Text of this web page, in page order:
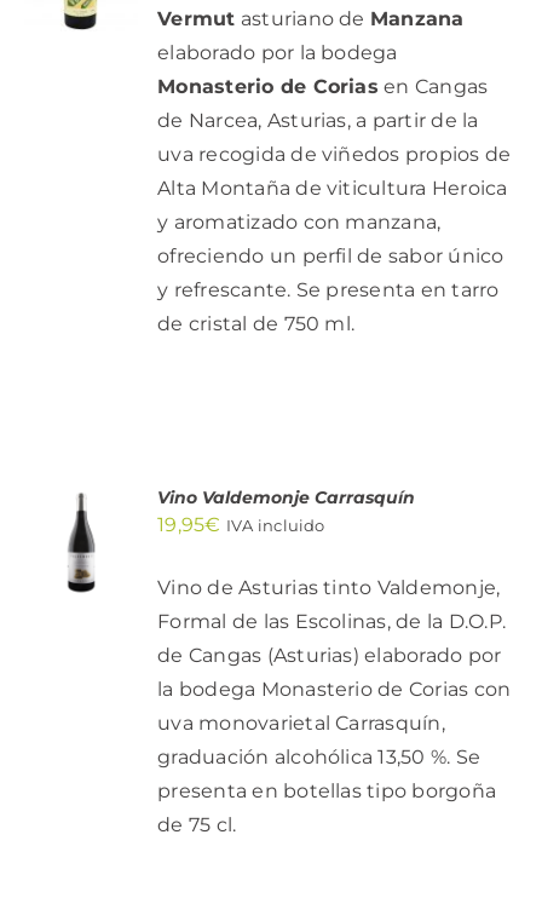
/
DETALLES
Vermut asturiano de Manzana
elaborado por la bodega
Monasterio de Corias en Cangas
de Narcea, Asturias, a partir de la
uva recogida de viñedos propios de
Alta Montaña de viticultura Heroica
y aromatizado con manzana,
ofreciendo un perfil de sabor único
y refrescante. Se presenta en tarro
de cristal de 750 ml.
AÑADIR
AL
CARRITO
/
DETALLES
Vino Valdemonje Carrasquín
19,95€ IVA incluido
Vino de Asturias tinto Valdemonje,
Formal de las Escolinas, de la D.O.P.
de Cangas (Asturias) elaborado por
la bodega Monasterio de Corias con
uva monovarietal Carrasquín,
graduación alcohólica 13,50 %. Se
presenta en botellas tipo borgoña
de 75 cl.